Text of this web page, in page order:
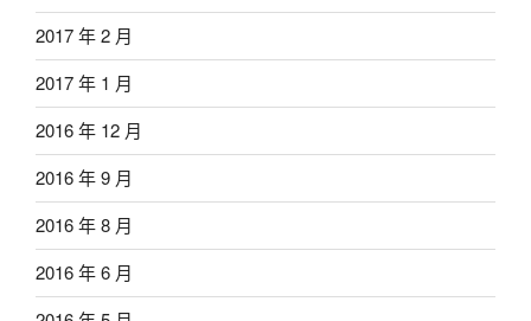
2017 年 2 月
2017 年 1 月
2016 年 12 月
2016 年 9 月
2016 年 8 月
2016 年 6 月